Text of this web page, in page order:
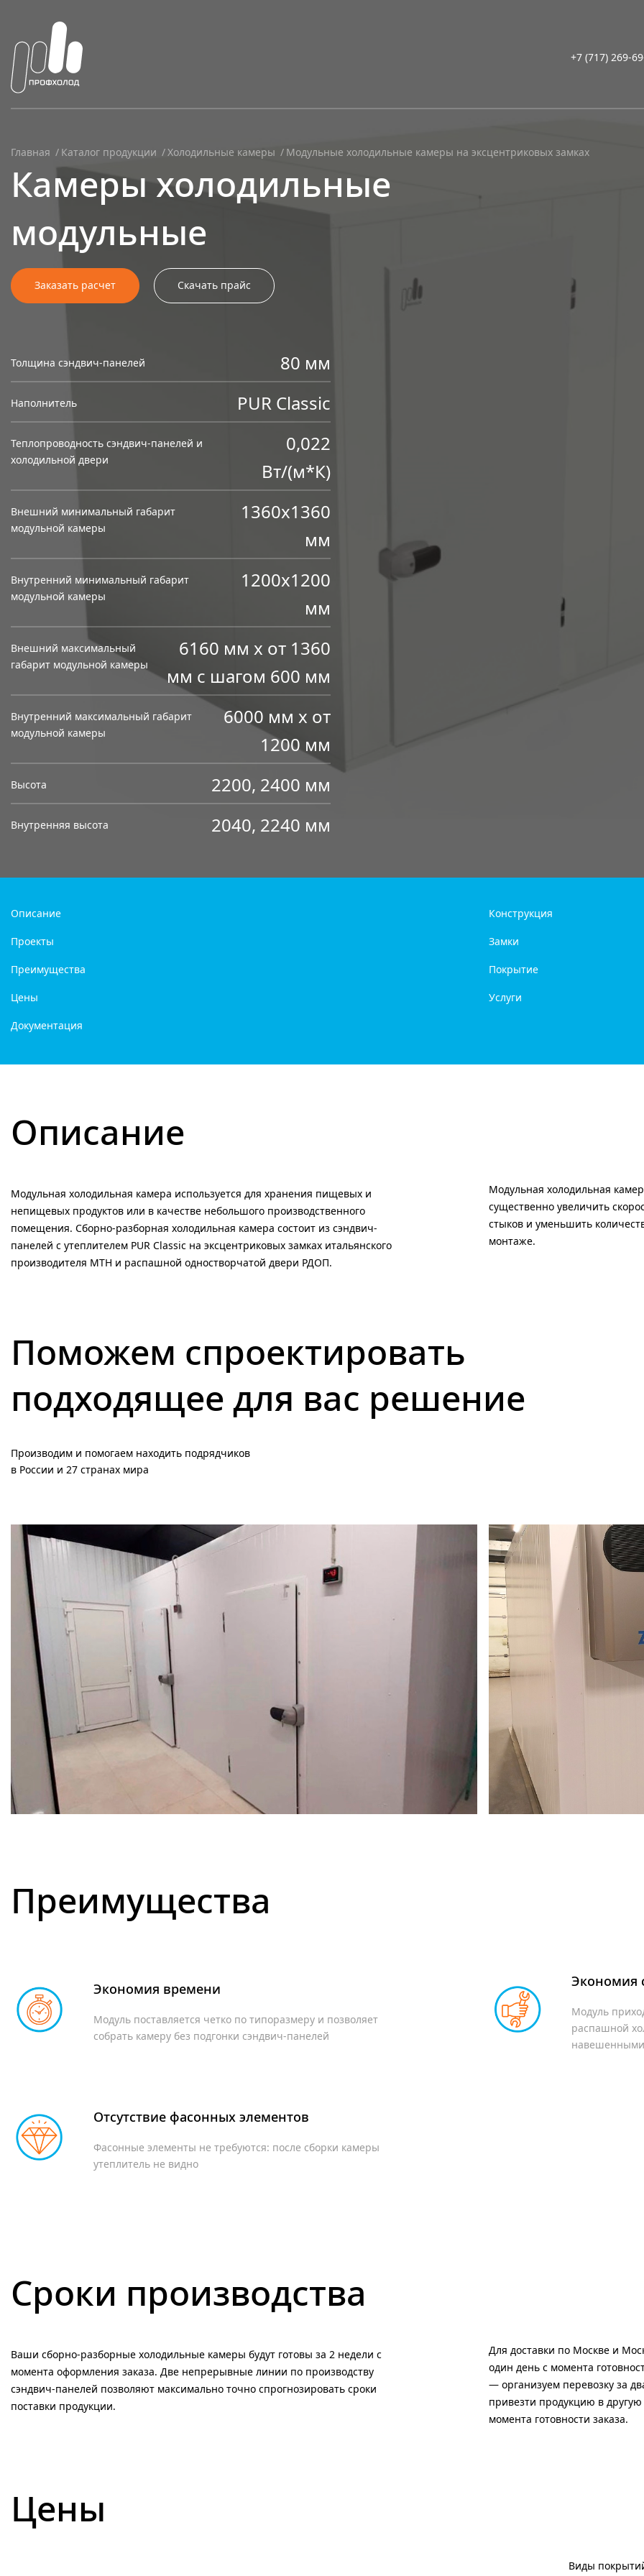
+7 (717) 269-
Главная Каталог продукции Холодильные камеры Модульные холодильные камеры на эксцентриковых замках
Камеры холодильные
модульные
Заказать расчет Скачать прайс
Толщина сэндвич-панелей 80 мм
Наполнитель PUR Classic
Теплопроводность сэндвич-панелей и
холодильной двери
0,022
Вт/(м*К)
Внешний минимальный габарит
модульной камеры
1360х1360
мм
Внутренний минимальный габарит
модульной камеры
1200х1200
мм
Внешний максимальный
габарит модульной камеры
6160 мм х от 1360
мм с шагом 600 мм
Внутренний максимальный габарит
модульной камеры
6000 мм х от
1200 мм
Высота 2200, 2400 мм
Внутренняя высота 2040, 2240 мм
Описание
Проекты
Преимущества
Цены
Документация
Конструкция
Замки
Покрытие
Услуги
Описание
Модульная холодильная камера используется для хранения пищевых и
непищевых продуктов или в качестве небольшого производственного
помещения. Сборно-разборная холодильная камера состоит из сэндвич-
панелей с утеплителем PUR Classic на эксцентриковых замках итальянского
производителя МТН и распашной одностворчатой двери РДОП.
Модульная холодильная
существенно увеличить
стыков и уменьшить
монтаже.
Поможем спроектировать
подходящее для вас решение
Производим и помогаем находить подрядчиков
в России и 27 странах мира
Преимущества
Экономия времени
Модуль поставляется четко по типоразмеру и позволяет
собрать камеру без подгонки сэндвич-панелей
Экономия
Модуль
распашной
Отсутствие фасонных элементов
Фасонные элементы не требуются: после сборки камеры
утеплитель не видно
Сроки производства
Ваши сборно-разборные холодильные камеры будут готовы за 2 недели с
момента оформления заказа. Две непрерывные линии по производству
сэндвич-панелей позволяют максимально точно спрогнозировать сроки
поставки продукции.
Для доставки по Москве и
один день с момента
— организуем перевозку за
привезти продукцию в другую
момента готовности заказа.
Цены
Виды